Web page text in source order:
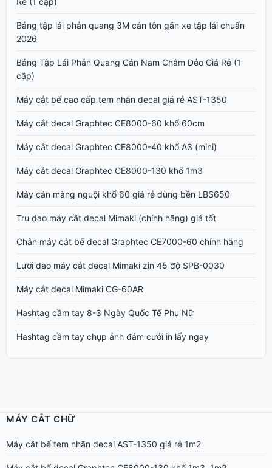
Bảng tập lái phản quang 3M cán tôn gắn xe tập lái chuẩn
2026
Bảng Tập Lái Phản Quang Cán Nam Châm Dẻo Giá Rẻ (1
cặp)
Máy cắt bế cao cấp tem nhãn decal giá rẻ AST-1350
Máy cắt decal Graphtec CE8000-60 khổ 60cm
Máy cắt decal Graphtec CE8000-40 khổ A3 (mini)
Máy cắt decal Graphtec CE8000-130 khổ 1m3
Máy cán màng nguội khổ 60 giá rẻ dùng bền LBS650
Trụ dao máy cắt decal Mimaki (chính hãng) giá tốt
Chân máy cắt bế decal Graphtec CE7000-60 chính hãng
Lưỡi dao máy cắt decal Mimaki zin 45 độ SPB-0030
Máy cắt decal Mimaki CG-60AR
Hashtag cầm tay 8-3 Ngày Quốc Tế Phụ Nữ
Hashtag cầm tay chụp ảnh đám cưới in lấy ngay
MÁY CẮT CHỮ
Máy cắt bế tem nhãn decal AST-1350 giá rẻ 1m2